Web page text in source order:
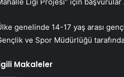
genelinde 14-17 yaş arası
ve Spor Müdürlüğü
Makaleler